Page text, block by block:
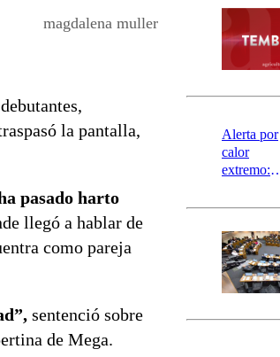
magdalena muller
la pantalla,
pasado harto
llegó a hablar de
como pareja
sentenció sobre
de Mega.
río Damas:
activa
mensajería
SAE
Alerta por
calor
extremo:
activa
tres